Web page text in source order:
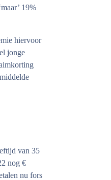
19%
hiervoor
jonge
van 35
nog €
nu fors